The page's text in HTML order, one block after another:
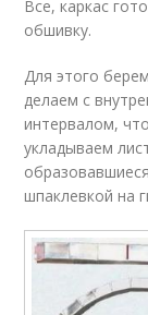
Все, каркас
обшивку.
Для этого
делаем с
интервалом,
укладываем
шпаклевкой на